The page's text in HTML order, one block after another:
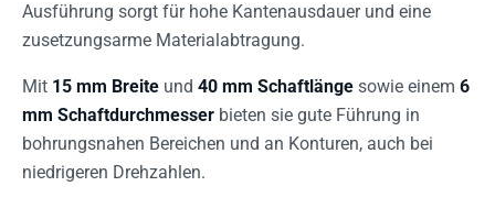
Ausführung sorgt für hohe Kantenausdauer und eine
zusetzungsarme Materialabtragung.
Mit 15 mm Breite und 40 mm Schaftlänge sowie einem 6
mm Schaftdurchmesser bieten sie gute Führung in
bohrungsnahen Bereichen und an Konturen, auch bei
niedrigeren Drehzahlen.